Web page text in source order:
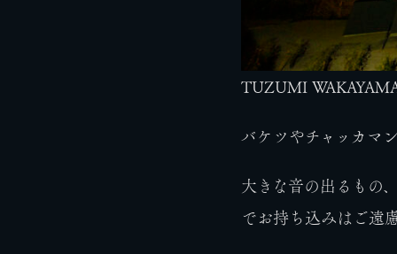
TUZUMI
バケツやチャッカマ
大きな音の出るもの
でお持ち込みはご遠